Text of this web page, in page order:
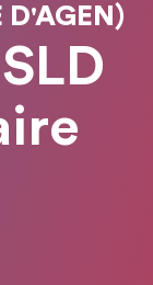
D'AGEN)